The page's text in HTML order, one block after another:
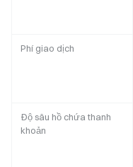
Phí giao dịch
Độ sâu hồ chứa thanh
khoản